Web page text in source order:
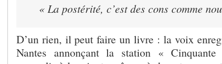
« La postérité, c’est des cons comme
D’un rien, il peut faire un livre : la voix
Nantes annonçant la station «